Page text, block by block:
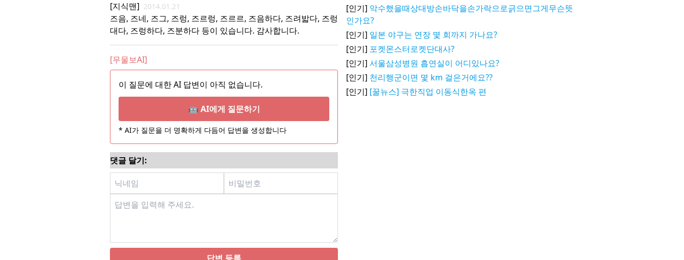
[지식맨] 2014.01.21
즈음, 즈네, 즈그, 즈렁, 즈르렁, 즈르르, 즈음하다, 즈려밟다, 즈렁
대다, 즈렁하다, 즈분하다 등이 있습니다. 감사합니다.
[무물보AI]
이 질문에 대한 AI 답변이 아직 없습니다.
🤖 AI에게 질문하기
* AI가 질문을 더 명확하게 다듬어 답변을 생성합니다
댓글 달기:
[인기] 악수했을때상대방손바닥을손가락으로긁으면그게무슨뜻
인가요?
[인기] 일본 야구는 연장 몇 회까지 가나요?
[인기] 포켓몬스터로켓단대사?
[인기] 서울삼성병원 흡연실이 어디있나요?
[인기] 천리행군이면 몇 km 걸은거에요??
[인기] [꿀뉴스] 극한직업 이동식한옥 편